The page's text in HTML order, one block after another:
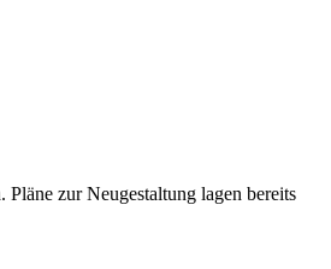
zur Neugestaltung lagen bereits